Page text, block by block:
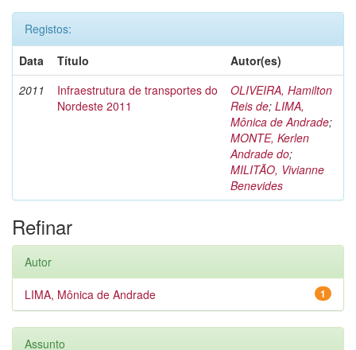
Registos:
Data
Título
Autor(es)
2011
Infraestrutura de transportes do
Nordeste 2011
OLIVEIRA, Hamilton
Reis de; LIMA,
Mônica de Andrade;
MONTE, Kerlen
Andrade do;
MILITÃO, Vivianne
Benevides
Refinar
Autor
1
LIMA, Mônica de Andrade
Assunto